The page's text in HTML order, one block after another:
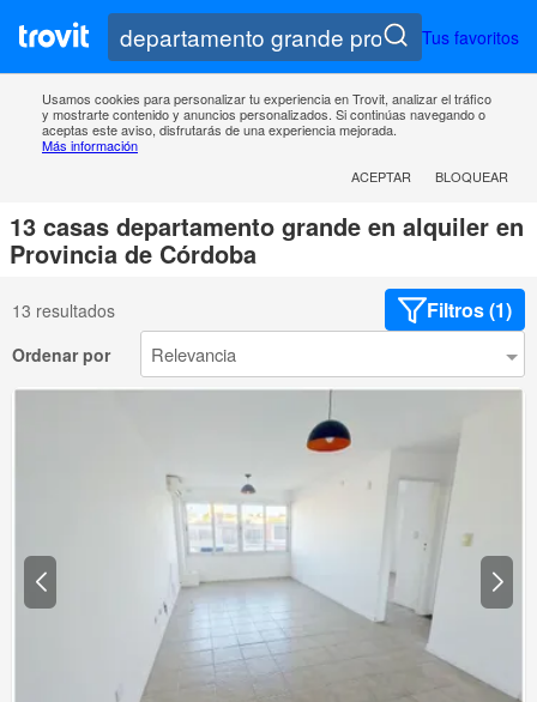
Tus favoritos
Usamos cookies para personalizar tu experiencia en Trovit, analizar el tráfico
y mostrarte contenido y anuncios personalizados. Si continúas navegando o
aceptas este aviso, disfrutarás de una experiencia mejorada.
Más información
ACEPTAR
BLOQUEAR
13 casas departamento grande en alquiler en
Provincia de Córdoba
13 resultados Filtros (1)
Ordenar por